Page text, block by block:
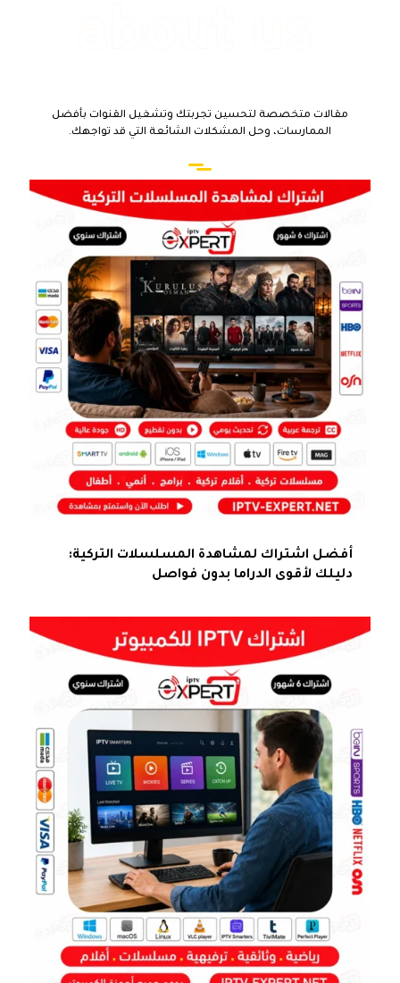
مقالات متخصصة لتحسين تجربتك وتشغيل القنوات بأفضل
الممارسات، وحل المشكلات الشائعة التي قد تواجهك.
أفضل اشتراك لمشاهدة المسلسلات التركية:
دليلك لأقوى الدراما بدون فواصل